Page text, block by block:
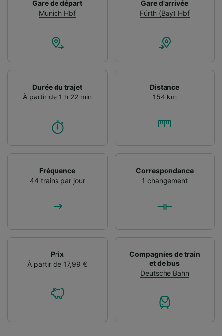
Gare de départ
Munich Hbf
Gare d'arrivée
Fürth (Bay) Hbf
Durée du trajet
À partir de 1 h 22 min
Distance
154 km
Fréquence
44 trains par jour
Correspondance
1 changement
Prix
À partir de 17,99 €
Compagnies de train
et de bus
Deutsche Bahn